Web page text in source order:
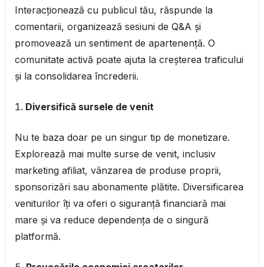
Interacționează cu publicul tău, răspunde la
comentarii, organizează sesiuni de Q&A și
promovează un sentiment de apartenență. O
comunitate activă poate ajuta la creșterea traficului
și la consolidarea încrederii.
Diversifică sursele de venit
Nu te baza doar pe un singur tip de monetizare.
Explorează mai multe surse de venit, inclusiv
marketing afiliat, vânzarea de produse proprii,
sponsorizări sau abonamente plătite. Diversificarea
veniturilor îți va oferi o siguranță financiară mai
mare și va reduce dependența de o singură
platformă.